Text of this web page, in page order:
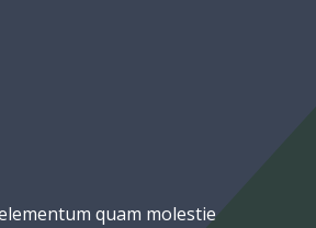
quam molestie